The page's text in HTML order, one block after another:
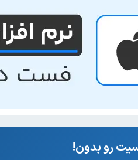
رو بدون!